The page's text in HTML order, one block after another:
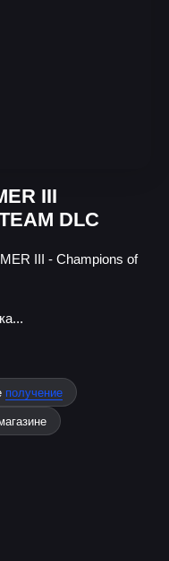
III
DLC
III - Champions of
получение